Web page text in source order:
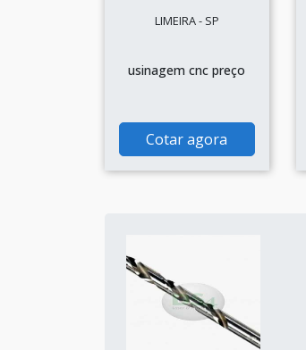
LIMEIRA - SP
usinagem cnc preço
Cotar agora